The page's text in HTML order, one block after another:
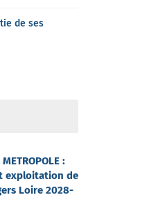
de ses
:
exploitation de
Loire 2028-